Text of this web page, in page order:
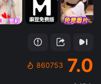
860753 7.0